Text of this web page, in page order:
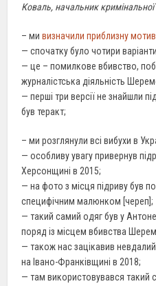
Коваль, начальник кримінальної
– мивизначили приблизну
— спочатку було чотири
— це – помилкове вбивство,
журналістська діяльність
— перші три версії не знайшли
був теракт;
– ми розглянули всі вибухи в
— особливу увагу привернув
Херсонщині в 2015;
— на фото з місця підриву був
специфічним малюнком [череп];
— такий самий одяг був у
поряд із місцем вбивства
— також нас зацікавив
на Івано-Франківщині в 2018;
— там використовувався такий